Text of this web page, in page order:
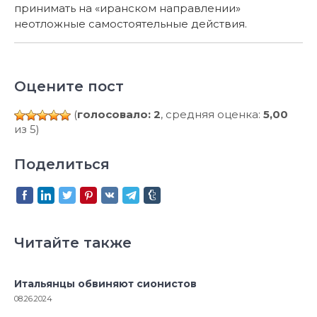
принимать на «иранском направлении»
неотложные самостоятельные действия.
Оцените пост
(голосовало: 2, средняя оценка: 5,00
из 5)
Поделиться
Читайте также
Итальянцы обвиняют сионистов
08.26.2024